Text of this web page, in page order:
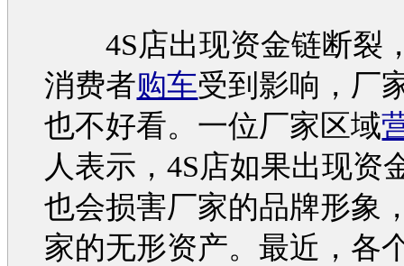
4S店出现资金链断裂
消费者购车受到影响，厂
也不好看。一位厂家区域
人表示，4S店如果出现资
也会损害厂家的品牌形象
家的无形资产。最近，各